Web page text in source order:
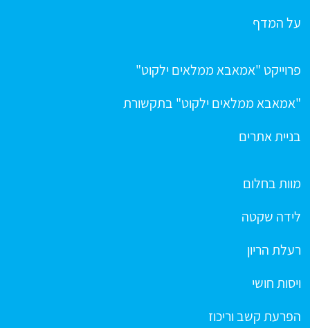
על המדף
פרוייקט "אמאבא ממלאים ילקוט"
"אמאבא ממלאים ילקוט" בתקשורת
בניית אתרים
מוות בחלום
לידה שקטה
רעלת הריון
ויסות חושי
הפרעת קשב וריכוז